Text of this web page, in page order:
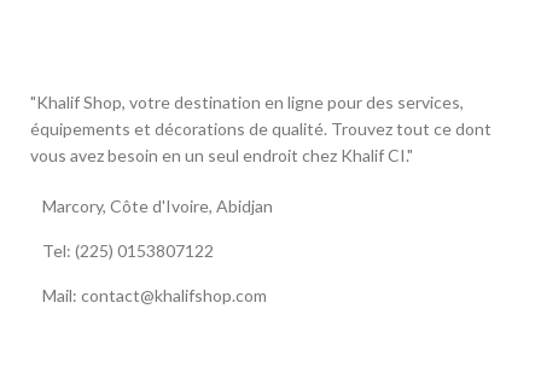
"Khalif Shop, votre destination en ligne pour des services,
équipements et décorations de qualité. Trouvez tout ce dont
vous avez besoin en un seul endroit chez Khalif CI."
Marcory, Côte d'Ivoire, Abidjan
Tel: (225) 0153807122
Mail: contact@khalifshop.com